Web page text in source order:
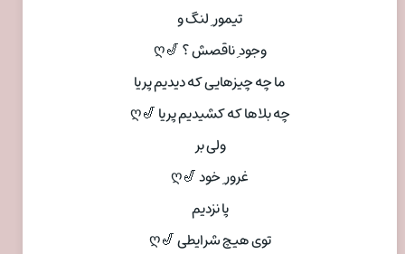
تیمور ِ لنگ و
وجود ِ ناقصش ؟ 🎷ღ
ما چه چیزهایی که دیدیم پریا
چه بلاها که کشیدیم پریا 🎷ღ
ولی بر
غرور ِ خود 🎷ღ
پا نزدیم
توی هیچ شرایطی 🎷ღ